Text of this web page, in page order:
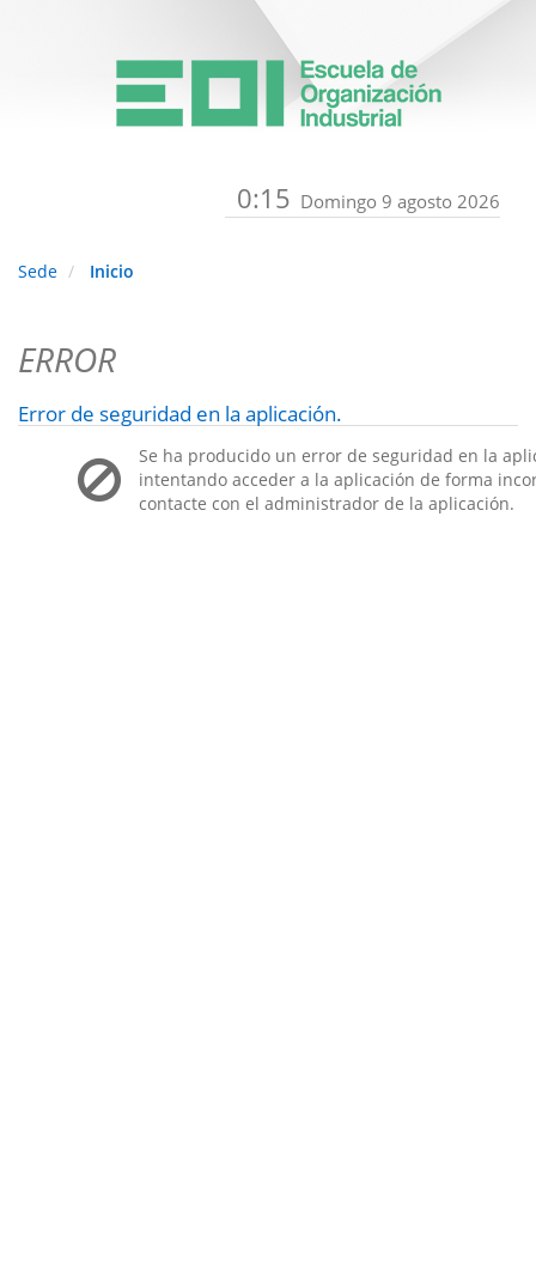
0:15 Domingo 9 agosto 2026
Sede Inicio
ERROR
Error de seguridad en la aplicación.
Se ha producido un error de seguridad en la
intentando acceder a la aplicación de forma
contacte con el administrador de la aplicación.